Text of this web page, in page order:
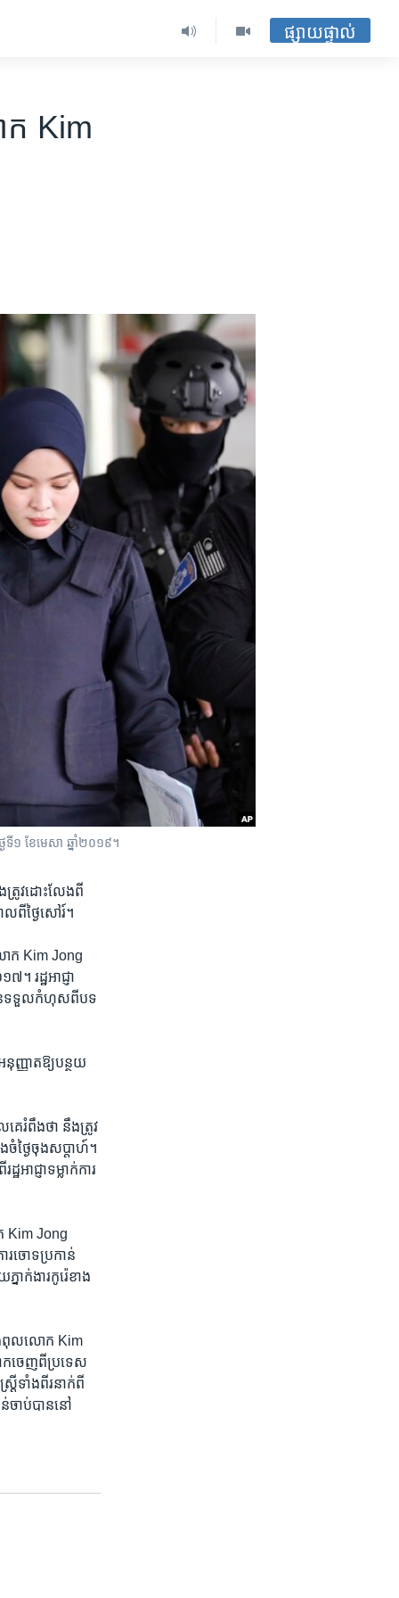
ផ្សាយផ្ទាល់
Kim
១ ខែមេសា ឆ្នាំ២០១៩។
ត្រូវ​ដោះលែង​ពី​
ពី​ថ្ងៃ​សៅរ៍។
ក Kim Jong
រដ្ឋ​អាជ្ញា​
ាន​ទទួល​កំហុស​ពីបទ​
នុញ្ញាត​ឱ្យ​បន្ថយ​
េ​រំពឹង​ថា ​នឹង​ត្រូវ​
ថ្ងៃ​ចុង​សប្តាហ៍។​
ាជ្ញា​ទម្លាក់​ការ​
Kim Jong
រ​ចោទ​ប្រកាន់​
នាក់ងារ​កូរ៉េខាង​
ង​ពុល​លោក​ Kim
កចេញ​ពី​ប្រទេស​
រី​ទាំងពីរនាក់​ពី​
ចាប់​បាន​នៅ​